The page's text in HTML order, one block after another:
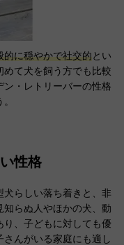
的に穏やかで社交的とい
て犬を飼う方でも比較
・レトリーバーの性格
性格
犬らしい落ち着きと、非
らぬ人やほかの犬、動
り、子どもに対しても優
んがいる家庭にも適し